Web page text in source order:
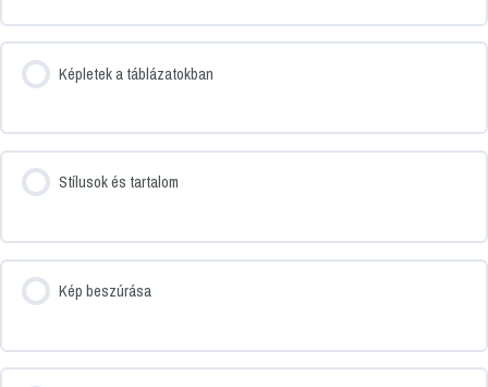
Képletek a táblázatokban
Stílusok és tartalom
Kép beszúrása